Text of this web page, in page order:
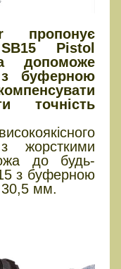
пропонує
Pistol
допоможе
з буферною
точність
жорсткими
до будь-
з буферною
30,5 мм.